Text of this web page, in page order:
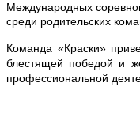
Международных
среди родительских
Команда «Краски»
блестящей победой и
профессиональной